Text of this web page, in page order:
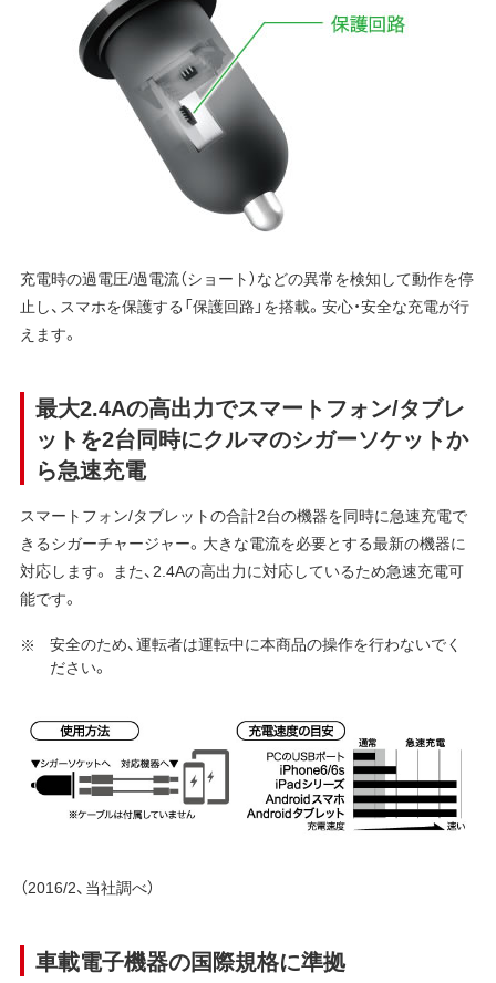
充電時の過電圧/過電流（ショート）などの異常を検知して動作を停
止し、スマホを保護する「保護回路」を搭載。安心・安全な充電が行
えます。
最大2.4Aの高出力でスマートフォン/タブレ
ットを2台同時にクルマのシガーソケットか
ら急速充電
スマートフォン/タブレットの合計2台の機器を同時に急速充電で
きるシガーチャージャー。大きな電流を必要とする最新の機器に
対応します。 また、2.4Aの高出力に対応しているため急速充電可
能です。
安全のため、運転者は運転中に本商品の操作を行わないでく
ださい。
（2016/2、当社調べ）
車載電子機器の国際規格に準拠